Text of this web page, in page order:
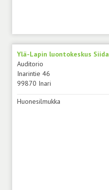
Ylä-Lapin luontokeskus Siida
Auditorio
Inarintie 46
99870 Inari
Huonesilmukka